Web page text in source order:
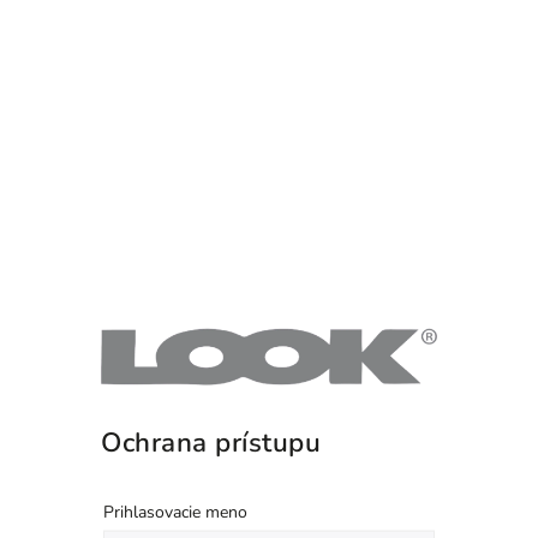
Ochrana prístupu
Prihlasovacie meno